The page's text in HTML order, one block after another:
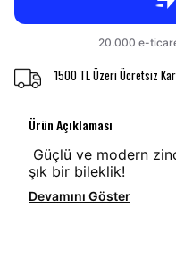
1500 TL Üzeri Ücretsiz
Ürün Açıklaması
Güçlü ve modern
şık bir bileklik!
Devamını Göster